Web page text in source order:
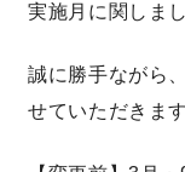
実施月に関しまし
誠に勝手ながら
せていただきます